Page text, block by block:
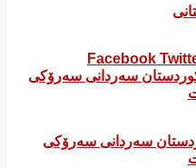
Facebook
سەردانی سەرۆکی